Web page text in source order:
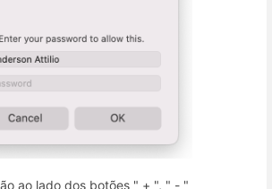
ao lado dos botões " + ", " - "